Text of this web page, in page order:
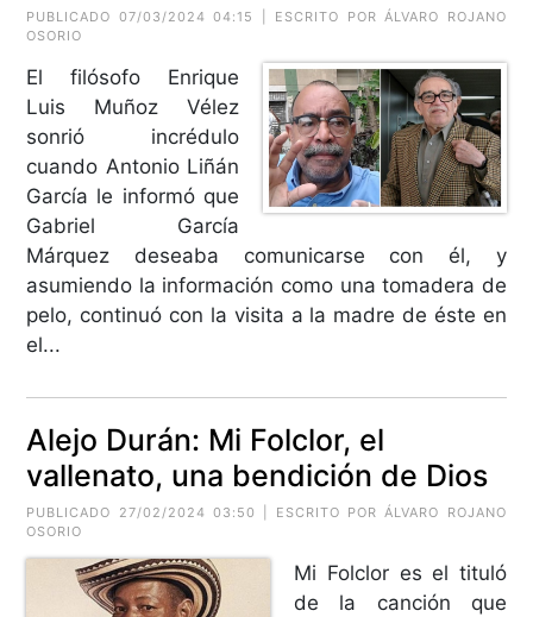
PUBLICADO 07/03/2024 04:15 | ESCRITO POR ÁLVARO ROJANO
OSORIO
El filósofo Enrique
Luis Muñoz Vélez
sonrió incrédulo
cuando Antonio Liñán
García le informó que
Gabriel García
Márquez deseaba comunicarse con él, y
asumiendo la información como una tomadera de
pelo, continuó con la visita a la madre de éste en
el...
Alejo Durán: Mi Folclor, el
vallenato, una bendición de Dios
PUBLICADO 27/02/2024 03:50 | ESCRITO POR ÁLVARO ROJANO
OSORIO
Mi Folclor es el tituló
de la canción que